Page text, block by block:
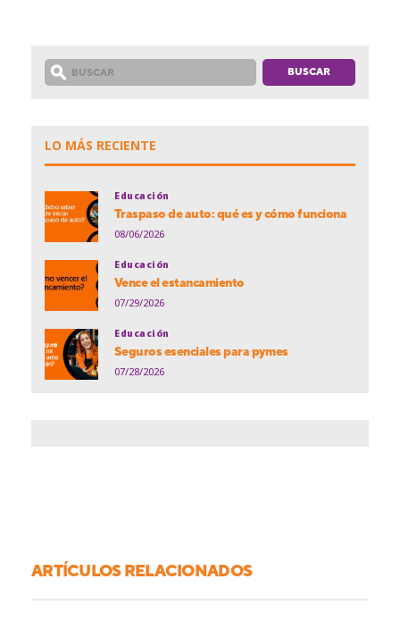
LO MÁS RECIENTE
Educación
Traspaso de auto: qué es y cómo funciona
08/06/2026
Educación
Vence el estancamiento
07/29/2026
Educación
Seguros esenciales para pymes
07/28/2026
ARTÍCULOS RELACIONADOS